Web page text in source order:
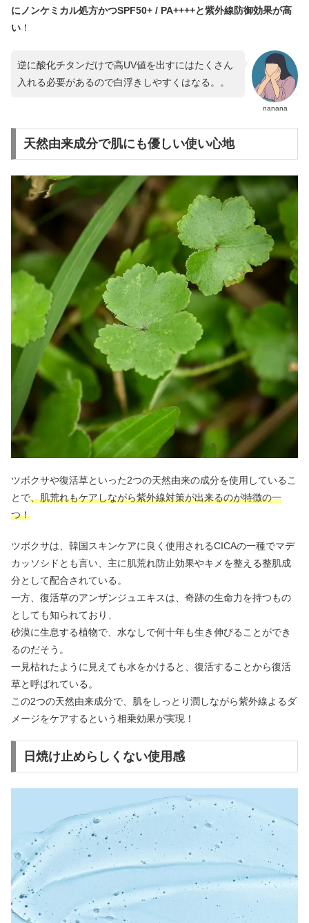
にノンケミカル処方かつSPF50+ / PA++++と紫外線防御効果が高
い ！
nanana
逆に酸化チタンだけで高UV値を出すにはたくさん
入れる必要があるので白浮きしやすくはなる。。
天然由来成分で肌にも優しい使い心地
ツボクサや復活草といった2つの天然由来の成分を使用しているこ
とで、肌荒れもケアしながら紫外線対策が出来るのが特徴の一
つ！
ツボクサは、韓国スキンケアに良く使用されるCICAの一種でマデ
カッソシドとも言い、主に肌荒れ防止効果やキメを整える整肌成
分として配合されている。
一方、復活草のアンザンジュエキスは、奇跡の生命力を持つもの
としても知られており、
砂漠に生息する植物で、水なしで何十年も生き伸びることができ
るのだそう。
一見枯れたように見えても水をかけると、復活することから復活
草と呼ばれている。
この2つの天然由来成分で、肌をしっとり潤しながら紫外線よるダ
メージをケアするという相乗効果が実現！
日焼け止めらしくない使用感